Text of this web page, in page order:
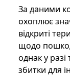
За даними
охоплює
відкриті
щодо
однак у
збитки для